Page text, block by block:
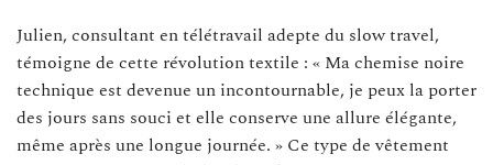
Julien, consultant en télétravail adepte du slow travel,
témoigne de cette révolution textile : « Ma chemise noire
technique est devenue un incontournable, je peux la porter
des jours sans souci et elle conserve une allure élégante,
même après une longue journée. » Ce type de vêtement